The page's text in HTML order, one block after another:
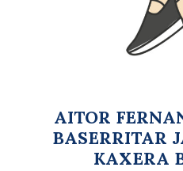
AITOR
BASERRITAR
KAXERA